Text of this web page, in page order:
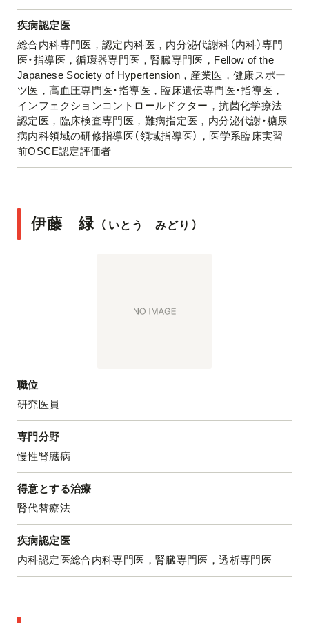
疾病認定医
総合内科専門医，認定内科医，内分泌代謝科（内科）専門
医・指導医，循環器専門医，腎臓専門医，Fellow of the
Japanese Society of Hypertension，産業医，健康スポー
ツ医，高血圧専門医・指導医，臨床遺伝専門医・指導医，
インフェクションコントロールドクター，抗菌化学療法
認定医，臨床検査専門医，難病指定医，内分泌代謝・糖尿
病内科領域の研修指導医（領域指導医），医学系臨床実習
前OSCE認定評価者
伊藤 緑 （ いとう みどり ）
職位
研究医員
専門分野
慢性腎臓病
得意とする治療
腎代替療法
疾病認定医
内科認定医総合内科専門医，腎臓専門医，透析専門医